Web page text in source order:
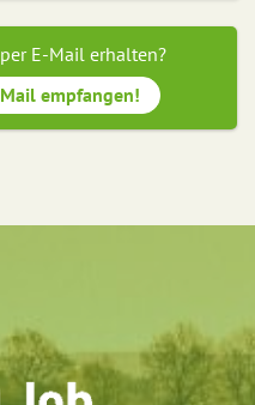
E-Mail erhalten?
empfangen!